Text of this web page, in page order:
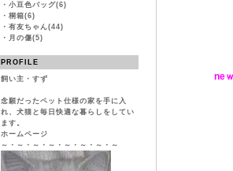
・ 小豆色バッグ(6)
・ 桐箱(6)
・ 有友ちゃん(44)
・ 月の傷(5)
PROFILE
飼い主・すず
念願だったペット仕様の家を手に入
れ、犬猫と毎日快適な暮らしをしてい
ます。
ホームページ
～・～・～・～・～・～・～・～
ne